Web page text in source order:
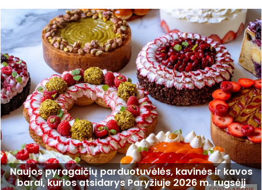
Naujos pyragaičių parduotuvėlės, kavinės ir kavos
barai, kurios atsidarys Paryžiuje 2026 m. rugsėjį